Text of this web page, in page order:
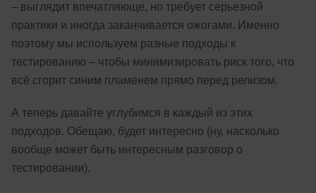
– выглядит впечатляюще, но требует серьезной
практики и иногда заканчивается ожогами. Именно
поэтому мы используем разные подходы к
тестированию – чтобы минимизировать риск того, что
всё сгорит синим пламенем прямо перед релизом.
А теперь давайте углубимся в каждый из этих
подходов. Обещаю, будет интересно (ну, насколько
вообще может быть интересным разговор о
тестировании).